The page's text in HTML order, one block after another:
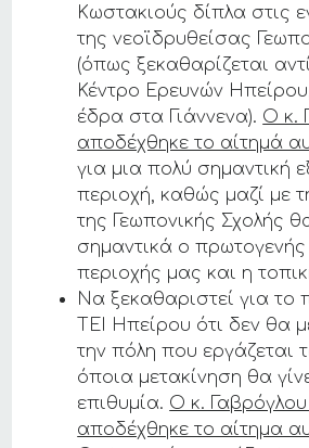
Κωστακιούς δίπλα στις
της νεοϊδρυθείσας
(όπως ξεκαθαρίζεται
Κέντρο Ερευνών
έδρα στα Γιάννενα). Ο κ.
αποδέχθηκε το αίτημά
για μια πολύ σημαντική
περιοχή, καθώς μαζί με
της Γεωπονικής Σχολής
σημαντικά ο
περιοχής μας και η
Να ξεκαθαριστεί για το
ΤΕΙ Ηπείρου ότι δεν θα
την πόλη που εργάζεται
όποια μετακίνηση θα
επιθυμία. Ο κ.
αποδέχθηκε το αίτημα